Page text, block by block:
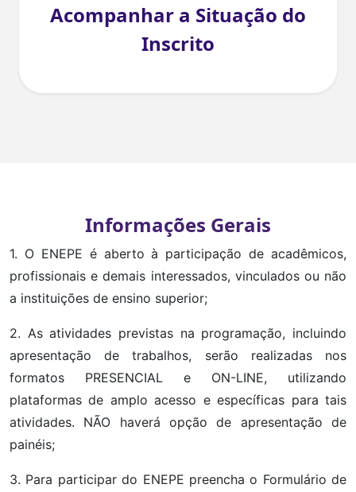
Acompanhar a Situação do
Inscrito
Informações Gerais
1. O ENEPE é aberto à participação de acadêmicos,
profissionais e demais interessados, vinculados ou não
a instituições de ensino superior;
2. As atividades previstas na programação, incluindo
apresentação de trabalhos, serão realizadas nos
formatos PRESENCIAL e ON-LINE, utilizando
plataformas de amplo acesso e específicas para tais
atividades. NÃO haverá opção de apresentação de
painéis;
3. Para participar do ENEPE preencha o Formulário de